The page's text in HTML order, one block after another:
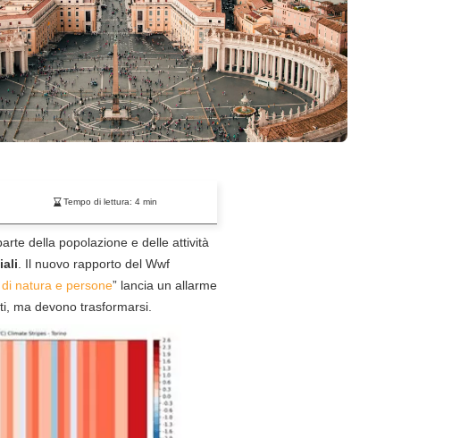
Tempo di lettura:4 min
della popolazione e delle attività
. Il nuovo rapporto del Wwf
natura e persone” lancia un allarme
ma devono trasformarsi.